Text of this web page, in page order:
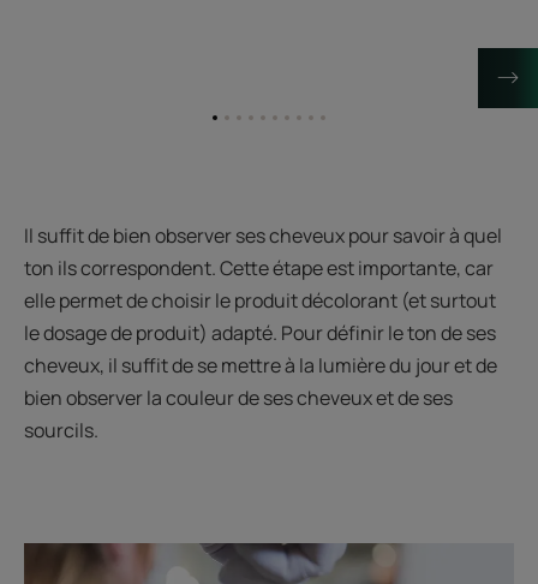
Aller
Aller
Aller
Aller
Aller
Aller
Aller
AllerAllerAller
Il suffit de bien observer ses cheveux pour savoir à quel
ton ils correspondent. Cette étape est importante, car
elle permet de choisir le produit décolorant (et surtout
le dosage de produit) adapté. Pour définir le ton de ses
cheveux, il suffit de se mettre à la lumière du jour et de
bien observer la couleur de ses cheveux et de ses
sourcils.